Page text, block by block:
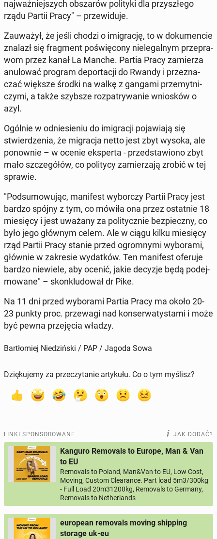
naj­waż­niej­szych ob­sza­rów po­li­ty­ki dla przy­szłe­go
rządu Partii Pracy" – prze­wi­du­je.
Za­uwa­żył, że jeśli chodzi o imi­gra­cję, to w do­ku­men­cie
znalazł się frag­ment po­świę­co­ny nie­le­gal­nym prze­pra­
wom przez kanał La Manche. Partia Pracy za­mie­rza
anu­lo­wać program de­por­ta­cji do Rwandy i prze­zna­
czać większe środki na walkę z gangami prze­myt­ni­
czy­mi, a także szybsze roz­pa­try­wa­nie wnio­sków o
azyl.
Ogólnie w od­nie­sie­niu do imi­gra­cji po­ja­wia­ją się
stwier­dze­nia, że mi­gra­cja netto jest zbyt wysoka, ale
po­now­nie – w ocenie eks­per­ta - przed­sta­wio­no zbyt
mało szcze­gó­łów, co po­li­ty­cy za­mie­rza­ją zrobić w tej
sprawie.
"Pod­su­mo­wu­jąc, ma­ni­fest wy­bor­czy Partii Pracy jest
bardzo spójny z tym, co mówiła ona przez ostat­nie 18
mie­się­cy i jest uważany za po­li­tycz­nie bez­piecz­ny, co
było jego głównym celem. Ale w ciągu kilku mie­się­cy
rząd Partii Pracy stanie przed ogrom­ny­mi wy­bo­ra­mi,
głównie w za­kre­sie wy­dat­ków. Ten ma­ni­fest oferuje
bardzo nie­wie­le, aby ocenić, jakie decyzje będą po­dej­
mo­wa­ne" – skon­klu­do­wał dr Pike.
Na 11 dni przed wy­bo­ra­mi Partia Pracy ma około 20-
23 punkty proc. prze­wa­gi nad kon­ser­wa­ty­sta­mi i może
być pewna prze­ję­cia władzy.
Bartłomiej Niedziński / PAP / Jagoda Sowa
Dziękujemy za przeczytanie artykułu. Co o tym myślisz?
LINKI SPONSOROWANE JAK DODAĆ?
Kanguro Removals to Europe, Man & Van
to EU
Removals to Poland, Man&Van to EU, Low Cost,
Moving, Custom Clearance. Part load 5m3/300kg
- Full Load 20m31200kg, Removals to Germany,
Removals to Netherlands
european removals moving shipping
storage uk-eu